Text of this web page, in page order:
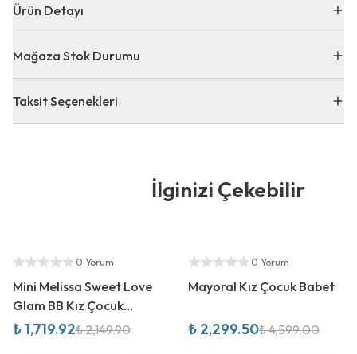
Ürün Detayı
Mağaza Stok Durumu
Taksit Seçenekleri
İlginizi Çekebilir
Yetkili Satıcı
0 Yorum
Mini Melissa Sweet Love
Glam BB Kız Çocuk
Ayakkabı
₺ 1,719.92₺ 2,149.90
Yetkili Satıcı
0 Yorum
Mayoral Kız Çocuk Babet
₺ 2,299.50₺ 4,599.00